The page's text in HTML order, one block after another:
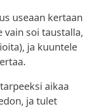
useaan kertaan
vain soi taustalla,
ja kuuntele
aikaa
ja tulet